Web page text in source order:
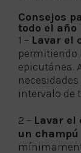
Consejos
todo el año
1 – Lavar el
permitiendo
epicutánea.
intervalo de
2 – Lavar el
un